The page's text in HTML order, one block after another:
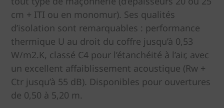
cm + ITI ou en monomur). Ses qualités
d’isolation sont remarquables : performance
thermique U au droit du coffre jusqu’à 0,53
W/m2.K, classé C4 pour l’étanchéité à l’air, avec
un excellent affaiblissement acoustique (Rw +
Ctr jusqu’à 55 dB). Disponibles pour ouvertures
de 0,50 à 5,20 m.